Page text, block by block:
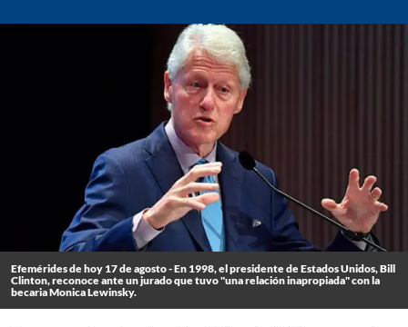
Efemérides de hoy 17 de agosto - En 1998, el presidente de Estados Unidos, Bill
Clinton, reconoce ante un jurado que tuvo "una relación inapropiada" con la
becaria Monica Lewinsky.